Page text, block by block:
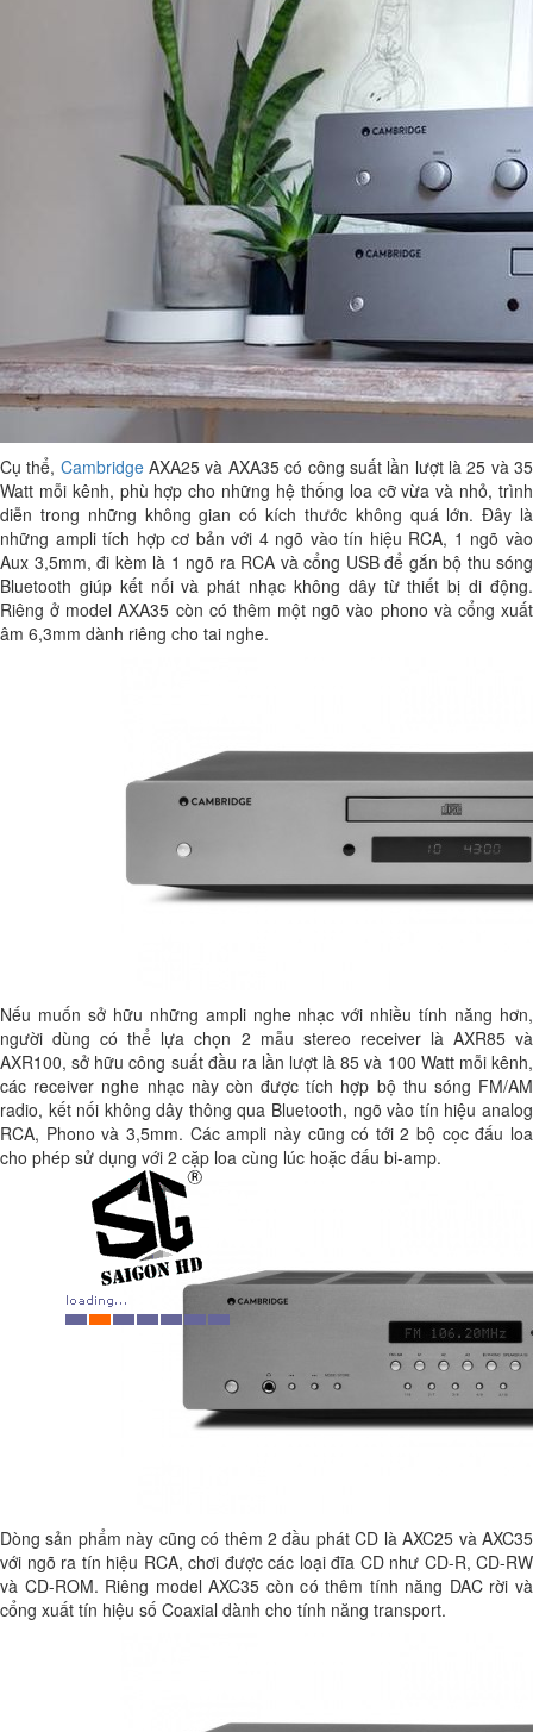
Cụ thể, CambridgeAXA25 và AXA35 có công suất lần lượt là 25 và 35
Watt mỗi kênh, phù hợp cho những hệ thống loa cỡ vừa và nhỏ, trình
diễn trong những không gian có kích thước không quá lớn. Đây là
những ampli tích hợp cơ bản với 4 ngõ vào tín hiệu RCA, 1 ngõ vào
Aux 3,5mm, đi kèm là 1 ngõ ra RCA và cổng USB để gắn bộ thu sóng
Bluetooth giúp kết nối và phát nhạc không dây từ thiết bị di động.
Riêng ở model AXA35 còn có thêm một ngõ vào phono và cổng xuất
âm 6,3mm dành riêng cho tai nghe.
Nếu muốn sở hữu những ampli nghe nhạc với nhiều tính năng hơn,
người dùng có thể lựa chọn 2 mẫu stereo receiver là AXR85 và
AXR100, sở hữu công suất đầu ra lần lượt là 85 và 100 Watt mỗi kênh,
các receiver nghe nhạc này còn được tích hợp bộ thu sóng FM/AM
radio, kết nối không dây thông qua Bluetooth, ngõ vào tín hiệu analog
RCA, Phono và 3,5mm. Các ampli này cũng có tới 2 bộ cọc đấu loa
cho phép sử dụng với 2 cặp loa cùng lúc hoặc đấu bi-amp.
Dòng sản phẩm này cũng có thêm 2 đầu phát CD là AXC25 và AXC35
với ngõ ra tín hiệu RCA, chơi được các loại đĩa CD như CD-R, CD-RW
và CD-ROM. Riêng model AXC35 còn có thêm tính năng DAC rời và
cổng xuất tín hiệu số Coaxial dành cho tính năng transport.